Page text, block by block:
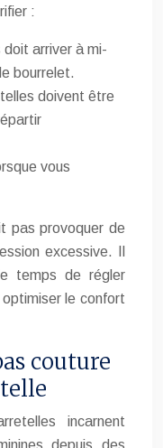
:
doit arriver à mi-
bourrelet.
doivent être
vous
pas provoquer de
excessive. Il
temps de régler
le confort
couture
incarnent
depuis des